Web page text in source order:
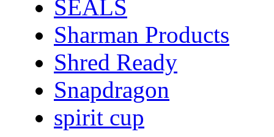
SEALS
Sharman Products
Shred Ready
Snapdragon
spirit cup